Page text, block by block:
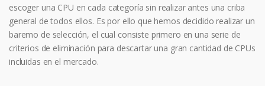
escoger una CPU en cada categoría sin realizar antes una criba
general de todos ellos. Es por ello que hemos decidido realizar un
baremo de selección, el cual consiste primero en una serie de
criterios de eliminación para descartar una gran cantidad de CPUs
incluidas en el mercado.